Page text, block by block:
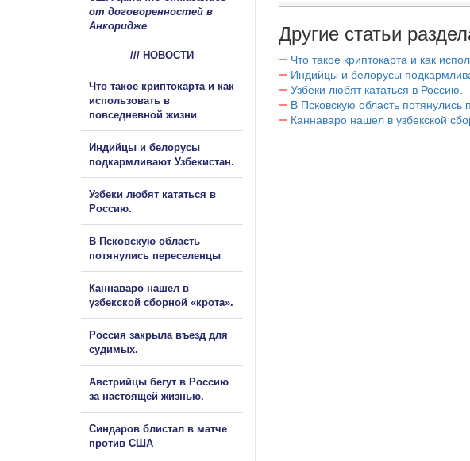
Другие статьи
Что такое криптокарта и как
Индийцы и белорусы
Узбеки любят кататься в Россию.
В Псковскую область потянулись
Каннаваро нашел в узбекской
от договоренностей в
Анкоридже
/// НОВОСТИ
Что такое криптокарта и как
использовать в
повседневной жизни
Индийцы и белорусы
подкармливают Узбекистан.
Узбеки любят кататься в
Россию.
В Псковскую область
потянулись переселенцы
Каннаваро нашел в
узбекской сборной «крота».
Россия закрыла въезд для
судимых.
Австрийцы бегут в Россию
за настоящей жизнью.
Синдаров блистал в матче
против США